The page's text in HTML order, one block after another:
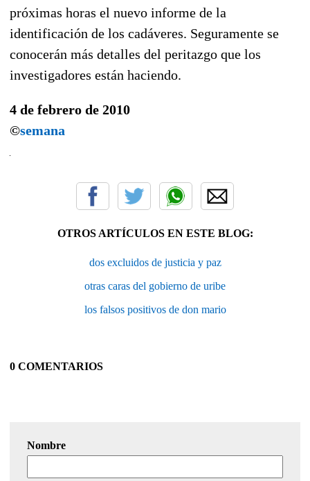
próximas horas el nuevo informe de la
identificación de los cadáveres. Seguramente se
conocerán más detalles del peritazgo que los
investigadores están haciendo.
4 de febrero de 2010
©semana
OTROS ARTÍCULOS EN ESTE BLOG:
dos excluidos de justicia y paz
otras caras del gobierno de uribe
los falsos positivos de don mario
0 COMENTARIOS
Nombre